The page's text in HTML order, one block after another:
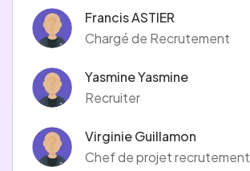
Francis ASTIER
Chargé de Recrutement
Yasmine Yasmine
Recruiter
Virginie Guillamon
Chef de projet recrutement